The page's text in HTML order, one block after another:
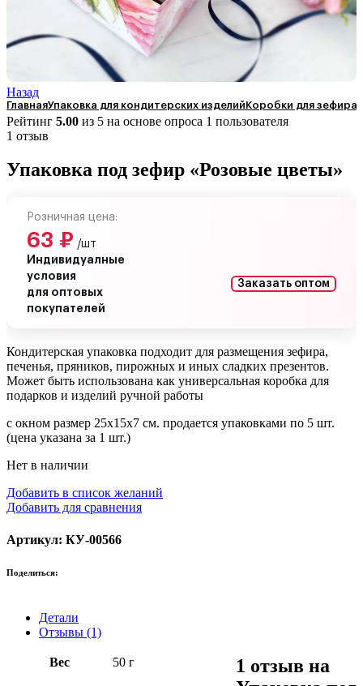
Назад
ГлавнаяУпаковка для кондитерских изделийКоробки для зефира
Рейтинг 5.00 из 5 на основе опроса 1 пользователя
1 отзыв
Упаковка под зефир «Розовые цветы»
Розничная цена:
63 ₽ /шт
Индивидуалные
условия
для оптовых
покупателей
Заказать оптом
Кондитерская упаковка подходит для размещения зефира,
печенья, пряников, пирожных и иных сладких презентов.
Может быть использована как универсальная коробка для
подарков и изделий ручной работы
с окном размер 25х15х7 см. продается упаковками по 5 шт.
(цена указана за 1 шт.)
Нет в наличии
Добавить в список желаний
Добавить для сравнения
Артикул: КУ-00566
Поделиться:
Детали
Отзывы (1)
Вес 50 г
1 отзыв на